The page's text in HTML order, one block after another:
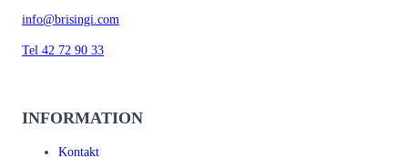
info@brisingi.com
Tel 42 72 90 33
INFORMATION
Kontakt